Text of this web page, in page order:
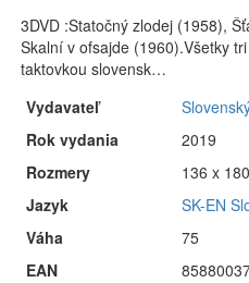
3DVD :Statočný zlodej (1958),
Skalní v ofsajde (1960).Všetky
taktovkou slovensk…
Vydavateľ
Rok vydania
2019
Rozmery
136 x
Jazyk
SK-EN
Váha
75
EAN